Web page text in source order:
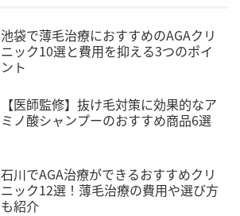
池袋で薄毛治療におすすめのAGAクリ
ニック10選と費用を抑える3つのポイ
ント
【医師監修】抜け毛対策に効果的なア
ミノ酸シャンプーのおすすめ商品6選
石川でAGA治療ができるおすすめクリ
ニック12選！薄毛治療の費用や選び方
も紹介